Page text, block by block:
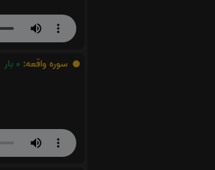
سوره واقعه: 0 بار